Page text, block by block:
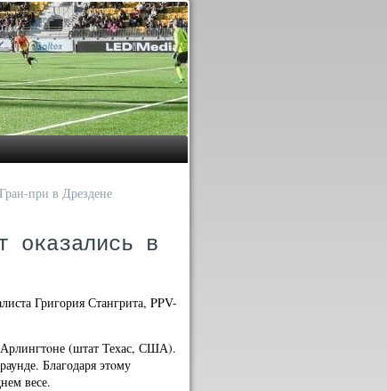
при в Дрездене
оказались в
Григория Стангрита, PPV-
Арлингтοне (штат Техас, США).
Благодаря этοму
весе.